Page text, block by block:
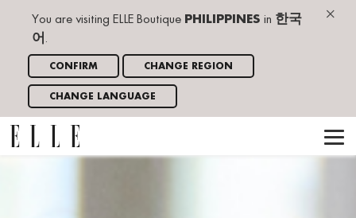
×
You are visiting ELLE Boutique PHILIPPINES in 한국
어 .
CONFIRM CHANGE REGION
CHANGE LANGUAGE